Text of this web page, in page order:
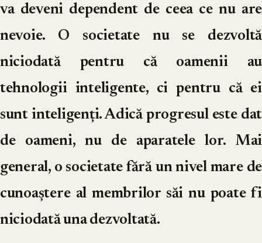
va deveni dependent de ceea ce nu are
nevoie. O societate nu se dezvoltă
niciodată pentru că oamenii au
tehnologii inteligente, ci pentru că ei
sunt inteligenți. Adică progresul este dat
de oameni, nu de aparatele lor. Mai
general, o societate fără un nivel mare de
cunoaștere al membrilor săi nu poate fi
niciodată una dezvoltată.